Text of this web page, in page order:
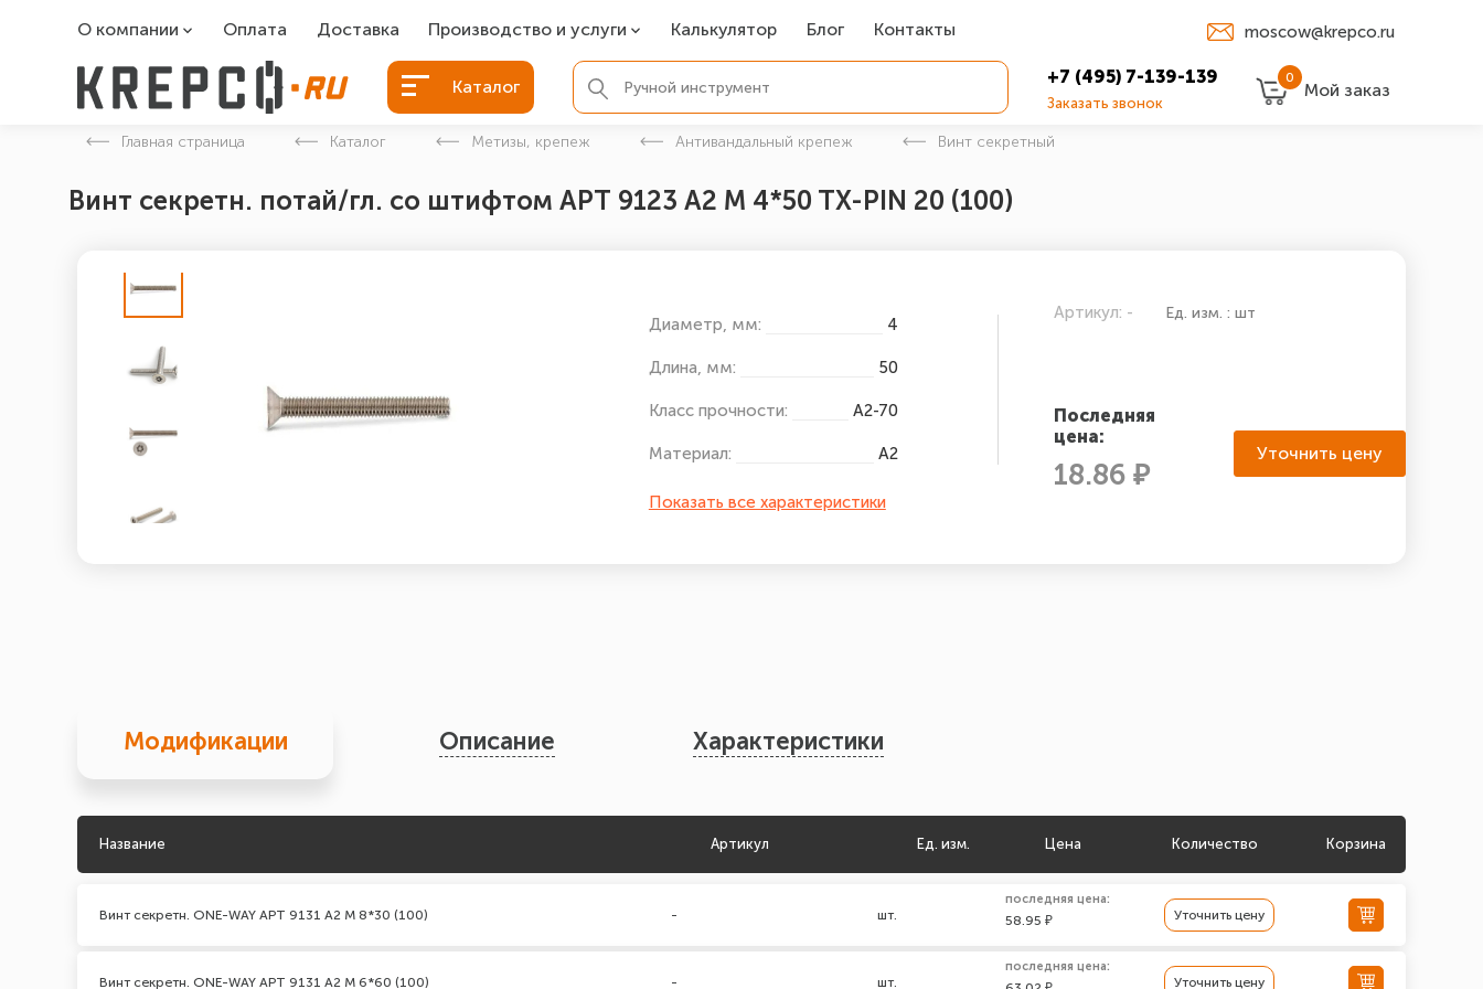
О компании
О компании
Оплата Доставка Производство и услуги
Болты БСР
Болты для фундамента
Закладные детали
Калькулятор Блог Контакты moscow@krepco.ru
Каталог +7 (495) 7-139-139
Заказать звонок
0
Мой заказ
Главная страница Каталог Метизы, крепеж Антивандальный крепеж Винт секретный
Винт секретн. потай/гл. со штифтом АРТ 9123 А2 M 4*50 TX-PIN 20 (100)
Диаметр, мм: 4
Длина, мм: 50
Класс прочности: А2-70
Материал: А2
Показать все характеристики
Артикул: - Ед. изм. : шт
Последняя
цена:
18.86 ₽
Уточнить цену
Модификации Описание Характеристики
Название Артикул Ед. изм. Цена Количество Корзина
Винт секретн. ONE-WAY АРТ 9131 А2 M 8*30 (100) - шт.
последняя цена:
58.95 ₽ Уточнить цену
Винт секретн. ONE-WAY АРТ 9131 А2 M 6*60 (100) - шт.
последняя цена:
Уточнить цену